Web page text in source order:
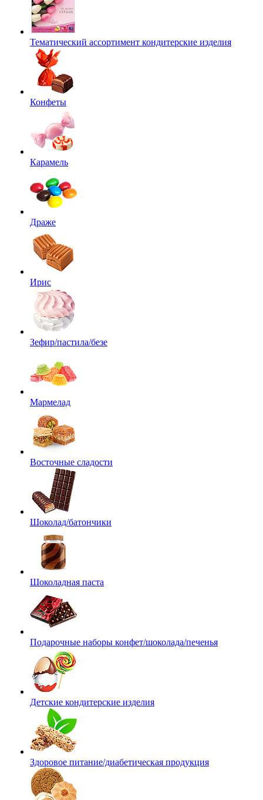
Тематический ассортимент кондитерские изделия
Конфеты
Карамель
Драже
Ирис
Зефир/пастила/безе
Мармелад
Восточные сладости
Шоколад/батончики
Шоколадная паста
Подарочные наборы конфет/шоколада/печенья
Детские кондитерские изделия
Здоровое питание/диабетическая продукция